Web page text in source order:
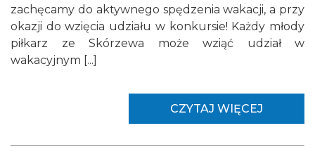
zachęcamy do aktywnego spędzenia wakacji, a przy
okazji do wzięcia udziału w konkursie! Każdy młody
piłkarz ze Skórzewa może wziąć udział w
wakacyjnym [...]
CZYTAJ WIĘCEJ